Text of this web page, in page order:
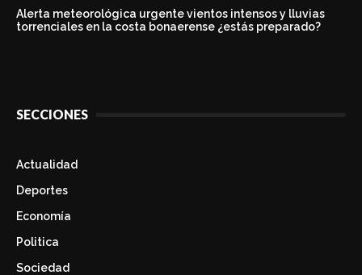
Alerta meteorológica urgente vientos intensos y lluvias
torrenciales en la costa bonaerense ¿estás preparado?
SECCIONES
Actualidad
Deportes
Economía
Politica
Sociedad